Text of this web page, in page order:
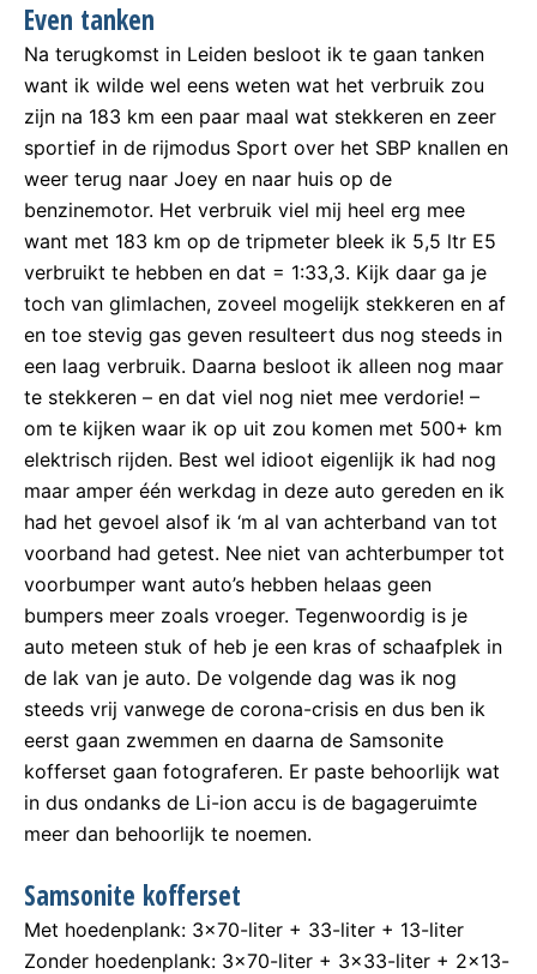
Even tanken
Na terugkomst in Leiden besloot ik te gaan tanken
want ik wilde wel eens weten wat het verbruik zou
zijn na 183 km een paar maal wat stekkeren en zeer
sportief in de rijmodus Sport over het SBP knallen en
weer terug naar Joey en naar huis op de
benzinemotor. Het verbruik viel mij heel erg mee
want met 183 km op de tripmeter bleek ik 5,5 ltr E5
verbruikt te hebben en dat = 1:33,3. Kijk daar ga je
toch van glimlachen, zoveel mogelijk stekkeren en af
en toe stevig gas geven resulteert dus nog steeds in
een laag verbruik. Daarna besloot ik alleen nog maar
te stekkeren – en dat viel nog niet mee verdorie! –
om te kijken waar ik op uit zou komen met 500+ km
elektrisch rijden. Best wel idioot eigenlijk ik had nog
maar amper één werkdag in deze auto gereden en ik
had het gevoel alsof ik ‘m al van achterband van tot
voorband had getest. Nee niet van achterbumper tot
voorbumper want auto’s hebben helaas geen
bumpers meer zoals vroeger. Tegenwoordig is je
auto meteen stuk of heb je een kras of schaafplek in
de lak van je auto. De volgende dag was ik nog
steeds vrij vanwege de corona-crisis en dus ben ik
eerst gaan zwemmen en daarna de Samsonite
kofferset gaan fotograferen. Er paste behoorlijk wat
in dus ondanks de Li-ion accu is de bagageruimte
meer dan behoorlijk te noemen.
Samsonite kofferset
Met hoedenplank: 3×70-liter + 33-liter + 13-liter
Zonder hoedenplank: 3×70-liter + 3×33-liter + 2×13-